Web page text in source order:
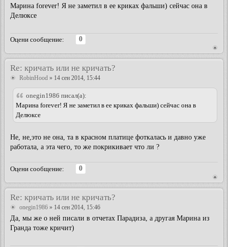
Марина forever! Я не заметил в ее криках фальши) сейчас она в
Делюксе
Оцени сообщение:
0
Re: кричать или не кричать?
RobinHood » 14 сен 2014, 15:44
onegin1986 писал(а):
Марина forever! Я не заметил в ее криках фальши) сейчас она в
Делюксе
Не, не,это не она, та в красном платице фоткалась и давно уже
работала, а эта чего, то же покрикивает что ли ?
Оцени сообщение:
0
Re: кричать или не кричать?
onegin1986 » 14 сен 2014, 15:46
Да, мы же о ней писали в отчетах Парадиза, а другая Марина из
Гранда тоже кричит)